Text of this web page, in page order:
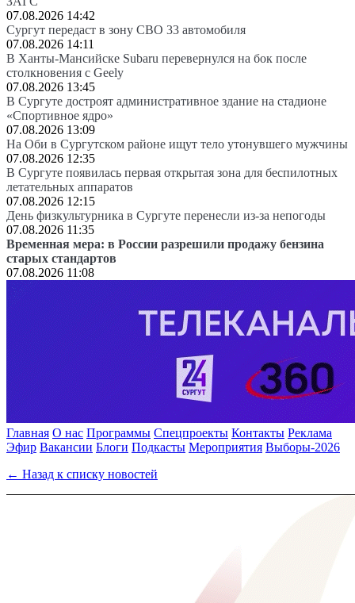
07.08.2026 14:42
Сургут передаст в зону СВО 33 автомобиля
07.08.2026 14:11
В Ханты-Мансийске Subaru перевернулся на бок после
столкновения с Geely
07.08.2026 13:45
В Сургуте достроят административное здание на стадионе
«Спортивное ядро»
07.08.2026 13:09
На Оби в Сургутском районе ищут тело утонувшего мужчины
07.08.2026 12:35
В Сургуте появилась первая открытая зона для беспилотных
летательных аппаратов
07.08.2026 12:15
День физкультурника в Сургуте перенесли из-за непогоды
07.08.2026 11:35
Временная мера: в России разрешили продажу бензина
старых стандартов
07.08.2026 11:08
Главная О нас Программы Спецпроекты Контакты Реклама
Эфир Вакансии Блоги Подкасты Мероприятия Выборы-2026
← Назад к списку новостей